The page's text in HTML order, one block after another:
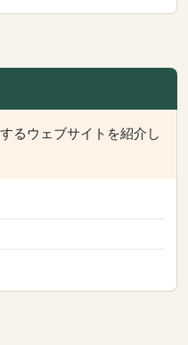
るウェブサイトを紹介し